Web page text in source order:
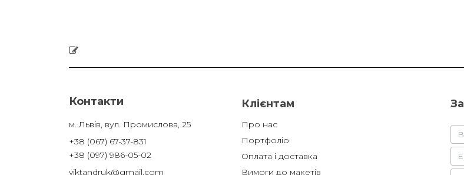
Контакти
м. Львів, вул. Промислова, 25
+38 (067) 67-37-831
+38 (097) 986-05-02
viktandruk@gmail.com
Клієнтам
Про нас
Портфоліо
Оплата і доставка
Вимоги до макетів